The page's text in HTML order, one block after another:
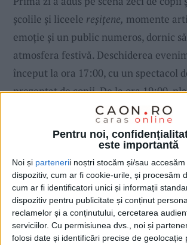
Pentru noi,
este importantă
Noi și partenerii noștri stocăm și/sau
dispozitiv, cum ar fi cookie-urile, și procesăm
cum ar fi identificatori unici și informații
dispozitiv pentru publicitate și conținut
reclamelor și a conținutului, cercetarea
serviciilor. Cu permisiunea dvs., noi și
folosi date și identificări precise de geolocație
școlile și liceele reșițene, momente
emoție și un public numeros, dornic
atmosfera festivă. Deschiderea
început la ora 17:00, cu un spectacol
prezentat de copii. De la ora 19:00,
Centrul Civic luminile se concentrează
Târgului de Crăciunpentru concertul
Artista promite un show energic, cu
conexiune puternică cu publicul.
JCS-Denis Dutca
FOTO: FLUXLENS.RAW